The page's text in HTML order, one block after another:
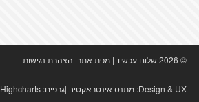
© 2026 שלום עכשיו | מפת אתר|הצהרת נגישות
Design & UX: מתנס אינטראקטיב|גרפים: Highcharts